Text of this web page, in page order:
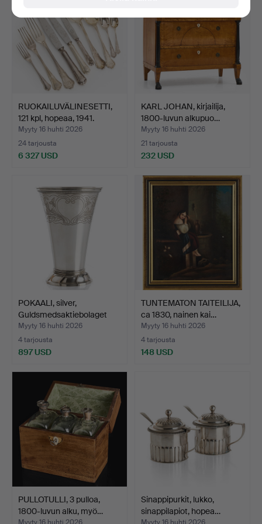
RUOKAILUVÄLINESETTI,
121 kpl, hopeaa, 1941.
Myyty 16 huhti 2026
24 tarjousta
6 327 USD
KARL JOHAN, kirjailija,
1800-luvun alkupuo…
Myyty 16 huhti 2026
21 tarjousta
232 USD
POKAALI, silver,
Guldsmedsaktiebolaget
(GA…
Myyty 16 huhti 2026
4 tarjousta
897 USD
TUNTEMATON TAITEILIJA,
ca 1830, nainen kai…
Myyty 16 huhti 2026
4 tarjousta
148 USD
PULLOTULLI, 3 pulloa,
1800-luvun alku, myö…
Myyty 16 huhti 2026
Sinappipurkit, lukko,
sinappilapiot, hopea…
Myyty 16 huhti 2026